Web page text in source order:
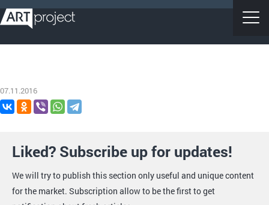
07.11.2016
Liked? Subscribe up for updates!
We will try to publish this section only useful and unique content
for the market. Subscription allow to be the first to get